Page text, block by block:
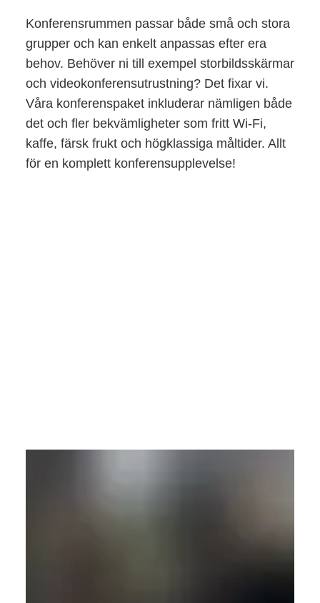
Konferensrummen passar både små och stora
grupper och kan enkelt anpassas efter era
behov. Behöver ni till exempel storbildsskärmar
och videokonferensutrustning? Det fixar vi.
Våra konferenspaket inkluderar nämligen både
det och fler bekvämligheter som fritt Wi-Fi,
kaffe, färsk frukt och högklassiga måltider. Allt
för en komplett konferensupplevelse!